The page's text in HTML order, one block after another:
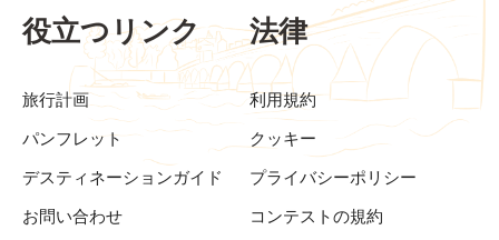
役立つリンク
旅行計画
パンフレット
デスティネーションガイド
お問い合わせ
法律
利用規約
クッキー
プライバシーポリシー
コンテストの規約